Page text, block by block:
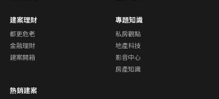
建案理財
都更危老
金融理財
建案開箱
專題知識
私房觀點
地產科技
影音中心
房產知識
熱銷建案